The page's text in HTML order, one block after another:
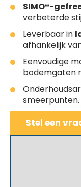
SIMO®-
verbeterde
Leverbaar in
afhankelijk
Eenvoudige
bodemgaten
smeerpunten.
Stel een